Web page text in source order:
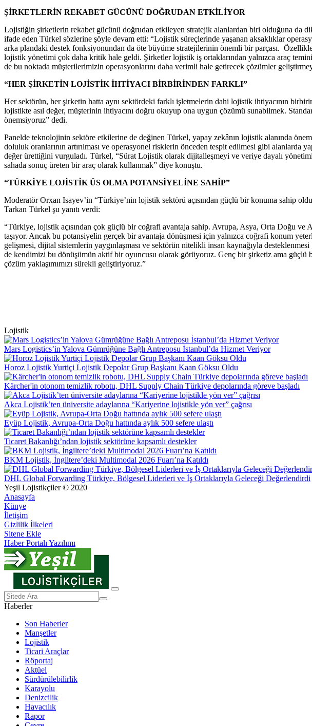
ŞİRKETLERİN REKABET GÜCÜNÜ DOĞRUDAN ETKİLİYOR
Lojistiğin şirketlerin rekabet gücünü doğrudan etkileyen stratejik alanlardan biri olduğuna da
ifade eden Türkel sözlerine şöyle devam etti: “Lojistik süreçlerinde yaşanan aksaklıklar
arka plandaki destek fonksiyonundan da öte büyüme stratejilerinin önemli bir parçası.
lojistik yönetimi çok daha kritik hale geldi. Şirketler lojistik iş ortaklarından yalnızca araç
de bu noktada müşterilerimizin operasyonlarını daha verimli hale getirecek çözümler
“HER ŞİRKETİN LOJİSTİK İHTİYACI BİRBİRİNDEN FARKLI”
Her sektörün, her şirketin hatta aynı sektördeki farklı işletmelerin dahi lojistik ihtiyacının
lojistikte asıl değer, müşterinin ihtiyacını doğru okuyup ona uygun çözümü sunabilmek.
önemsiyoruz” dedi.
Panelde teknolojinin sektöre etkilerine de değinen Türkel, yapay zekânın lojistik alanında
doluluk oranlarının artırılması ve operasyonel risklerin önceden tespit edilmesi gibi alanlarda
değer ürettiğini vurguladı. Türkel, “Sürat Lojistik olarak dijitalleşmeyi ve veriye dayalı
sahada sonuç üreten bir araç olarak kullanmak” diye konuştu.
“TÜRKİYE LOJİSTİK ÜS OLMA POTANSİYELİNE SAHİP”
Moderatör Orxan Isayev’in “Türkiye’nin lojistik sektörü açısından güçlü bir konuma sahip
Tarkan Türkel şu yanıtı verdi:
“Türkiye, lojistik açısından çok güçlü bir coğrafi avantaja sahip. Avrupa, Asya, Orta Doğu ve
taşıyor. Ancak bu potansiyelin gerçek bir avantaja dönüşmesi için yalnızca coğrafi konum
gelişmesi, dijital sistemlerin yaygınlaşması ve sektörün nitelikli insan kaynağıyla
de kendimizi bu dönüşümün aktif bir oyuncusu olarak görüyoruz. Genç bir şirketiz ama
çözüm yaklaşımımızı sürekli geliştiriyoruz.”
Lojistik
Mars Logistics’in Yalova Gümrüğüne Bağlı Antreposu İstanbul’da Hizmet Veriyor
Horoz Lojistik Yurtiçi Lojistik Depolar Grup Başkanı Kaan Göksu Oldu
Kärcher'in otonom temizlik robotu, DHL Supply Chain Türkiye depolarında göreve başladı
Akca Lojistik’ten üniversite adaylarına “Kariyerine lojistikle yön ver” çağrısı
Eyüp Lojistik, Avrupa-Orta Doğu hattında aylık 500 sefere ulaştı
Ticaret Bakanlığı’ndan lojistik sektörüne kapsamlı destekler
BKM Lojistik, İngiltere’deki Multimodal 2026 Fuarı’na Katıldı
DHL Global Forwarding Türkiye, Bölgesel Liderleri ve İş Ortaklarıyla Geleceği Değerlendirdi
Yeşil Lojistikçiler © 2020
Anasayfa
Künye
İletişim
Gizlilik İlkeleri
Sitene Ekle
Haber Portalı Yazılımı
Haberler
Son Haberler
Manşetler
Lojistik
Ticari Araçlar
Röportaj
Aktüel
Sürdürülebilirlik
Karayolu
Denizcilik
Havacılık
Rapor